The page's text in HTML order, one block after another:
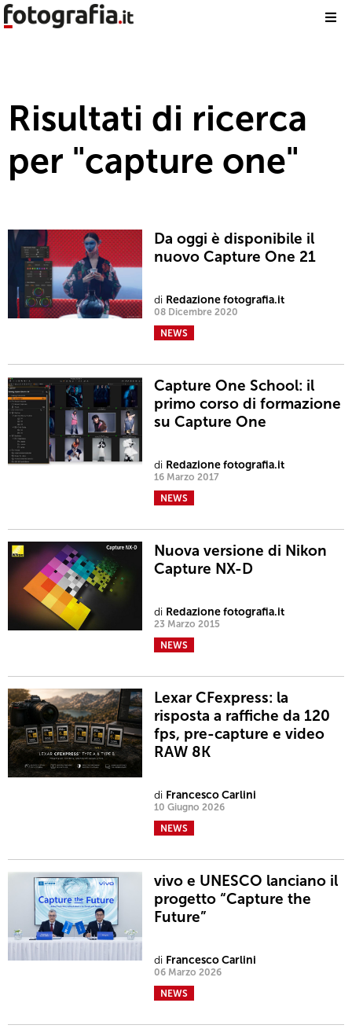
Risultati di ricerca
per "capture one"
Da oggi è disponibile il
nuovo Capture One 21
di Redazione fotografia.it
08 Dicembre 2020
NEWS
Capture One School: il
primo corso di formazione
su Capture One
di Redazione fotografia.it
16 Marzo 2017
NEWS
Nuova versione di Nikon
Capture NX-D
di Redazione fotografia.it
23 Marzo 2015
NEWS
Lexar CFexpress: la
risposta a raffiche da 120
fps, pre-capture e video
RAW 8K
di Francesco Carlini
10 Giugno 2026
NEWS
vivo e UNESCO lanciano il
progetto “Capture the
Future”
di Francesco Carlini
06 Marzo 2026
NEWS